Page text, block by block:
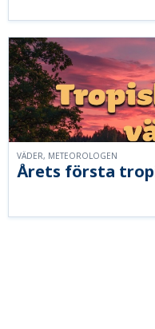
Årets första
VÄDER, METEOROLOGEN